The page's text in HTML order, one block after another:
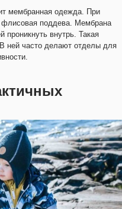
мембранная одежда. При
флисовая поддева. Мембрана
проникнуть внутрь. Такая
ней часто делают отделы для